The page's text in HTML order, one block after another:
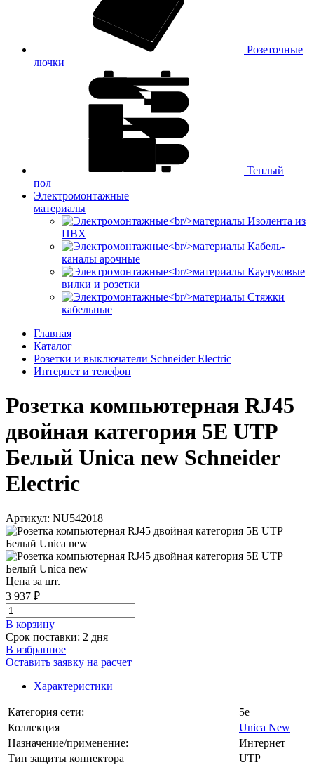
Розеточные
лючки
Теплый
пол
Электромонтажные
материалы
Изолента из
ПВХ
Кабель-
каналы арочные
Каучуковые
вилки и розетки
Стяжки
кабельные
Главная
Каталог
Розетки и выключатели Schneider Electric
Интернет и телефон
Розетка компьютерная RJ45
двойная категория 5Е UTP
Белый Unica new Schneider
Electric
Артикул: NU542018
Цена за шт.
3 937 ₽
В корзинy
Срок поставки: 2 дня
В избранное
Оставить заявку на расчет
Характеристики
Категория сети:
5e
Коллекция
Unica New
Назначение/применение:
Интернет
Тип защиты коннектора
UTP